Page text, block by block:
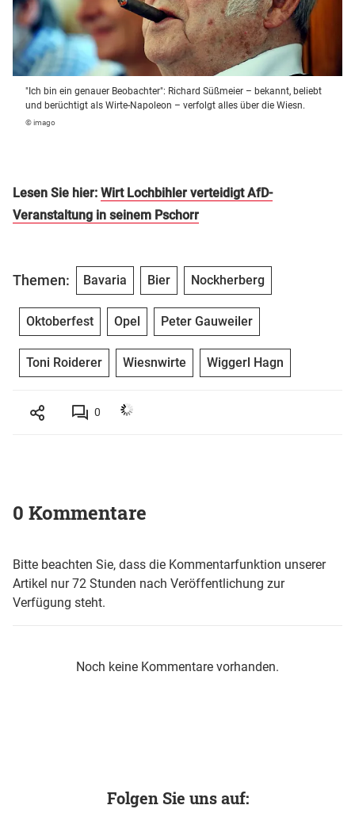
"Ich bin ein genauer Beobachter": Richard Süßmeier – bekannt, beliebt
und berüchtigt als Wirte-Napoleon – verfolgt alles über die Wiesn.
© imago
Lesen Sie hier: Wirt Lochbihler verteidigt AfD-
Veranstaltung in seinem Pschorr
Themen: Bavaria Bier Nockherberg
Oktoberfest Opel Peter Gauweiler
Toni Roiderer Wiesnwirte Wiggerl Hagn
0
0 Kommentare
Bitte beachten Sie, dass die Kommentarfunktion unserer
Artikel nur 72 Stunden nach Veröffentlichung zur
Verfügung steht.
Noch keine Kommentare vorhanden.
Folgen Sie uns auf: